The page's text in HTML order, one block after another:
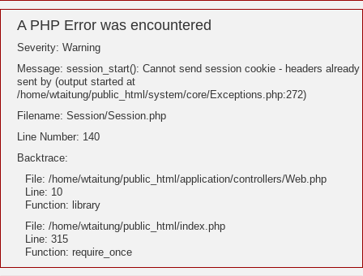
A PHP Error was encountered
Severity: Warning
Message: session_start(): Cannot send session cookie - headers already
sent by (output started at
/home/wtaitung/public_html/system/core/Exceptions.php:272)
Filename: Session/Session.php
Line Number: 140
Backtrace:
File: /home/wtaitung/public_html/application/controllers/Web.php
Line: 10
Function: library
File: /home/wtaitung/public_html/index.php
Line: 315
Function: require_once